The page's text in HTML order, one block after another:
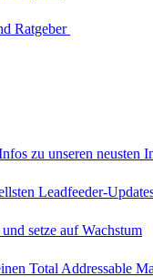
Ratgeber
zu unseren neusten
Leadfeeder-
setze auf Wachstum
Total Addressable